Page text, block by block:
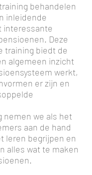
behandelen
inleidende
interessante
Deze
training biedt de
algemeen inzicht
werkt,
er zijn en
nemen we als het
aan de hand
leren begrijpen en
alles wat te maken